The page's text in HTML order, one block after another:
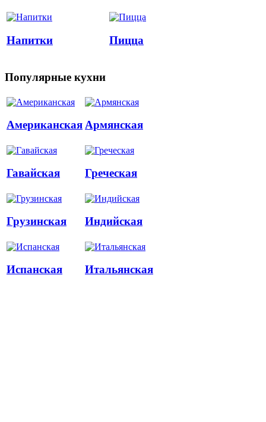
Напитки Пицца
Популярные кухни
АмериканскаяАрмянская
Гавайская Греческая
Грузинская Индийская
Испанская Итальянская